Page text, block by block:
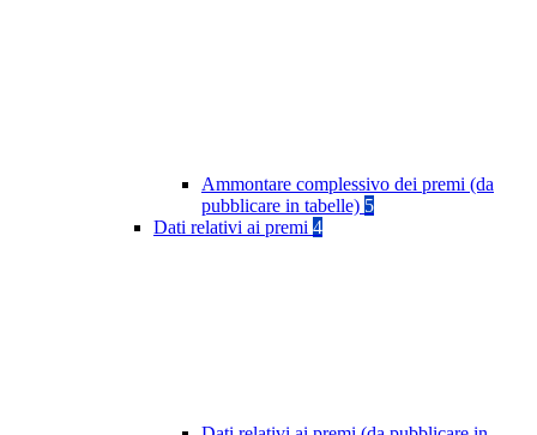
Ammontare complessivo dei premi (da
pubblicare in tabelle) 5
Dati relativi ai premi 4